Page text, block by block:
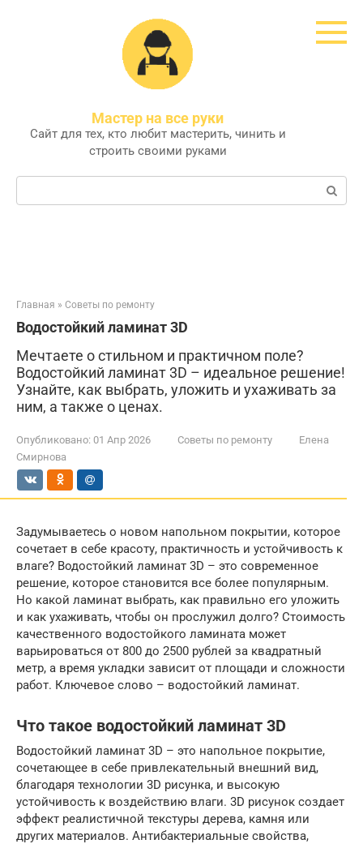
Мастер на все руки
Сайт для тех, кто любит мастерить, чинить и
строить своими руками
Поиск:
Главная » Советы по ремонту
Водостойкий ламинат 3D
Мечтаете о стильном и практичном поле?
Водостойкий ламинат 3D – идеальное решение!
Узнайте, как выбрать, уложить и ухаживать за
ним, а также о ценах.
Опубликовано: 01 Апр 2026 Советы по ремонту
Елена
Смирнова
Задумываетесь о новом напольном покрытии, которое
сочетает в себе красоту, практичность и устойчивость к
влаге? Водостойкий ламинат 3D – это современное
решение, которое становится все более популярным.
Но какой ламинат выбрать, как правильно его уложить
и как ухаживать, чтобы он прослужил долго? Стоимость
качественного водостойкого ламината может
варьироваться от 800 до 2500 рублей за квадратный
метр, а время укладки зависит от площади и сложности
работ. Ключевое слово – водостойкий ламинат.
Что такое водостойкий ламинат 3D
Водостойкий ламинат 3D – это напольное покрытие,
сочетающее в себе привлекательный внешний вид,
благодаря технологии 3D рисунка, и высокую
устойчивость к воздействию влаги. 3D рисунок создает
эффект реалистичной текстуры дерева, камня или
других материалов. Антибактериальные свойства,